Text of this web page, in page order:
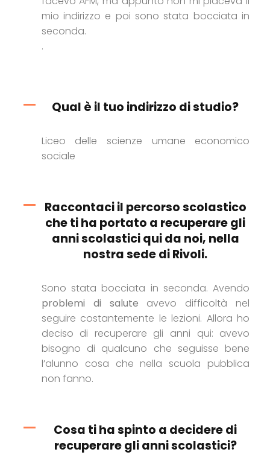
mio indirizzo e poi sono stata bocciata in
seconda.
.
Qual è il tuo indirizzo di studio?
Liceo delle scienze umane economico
sociale
Raccontaci il percorso scolastico
che ti ha portato a recuperare gli
anni scolastici qui da noi, nella
nostra sede di Rivoli.
Sono stata bocciata in seconda. Avendo
problemi di salute avevo difficoltà nel
seguire costantemente le lezioni. Allora ho
deciso di recuperare gli anni qui: avevo
bisogno di qualcuno che seguisse bene
l’alunno cosa che nella scuola pubblica
non fanno.
Cosa ti ha spinto a decidere di
recuperare gli anni scolastici?